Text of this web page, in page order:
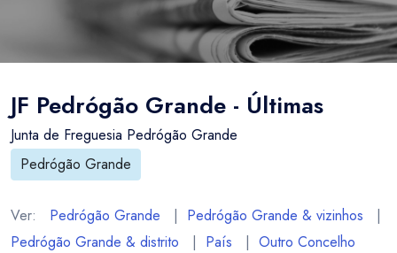
Notícias
Concelhos Vizinhos
Distrito
País
Temas
Sobre
Funcionalidades
As nossas Fontes
Perguntas Frequentes
Contactos
JF Pedrógão Grande - Últimas
Junta de Freguesia Pedrógão Grande
Pedrógão Grande
Ver: Pedrógão Grande | Pedrógão Grande & vizinhos |
Pedrógão Grande & distrito | País | Outro Concelho